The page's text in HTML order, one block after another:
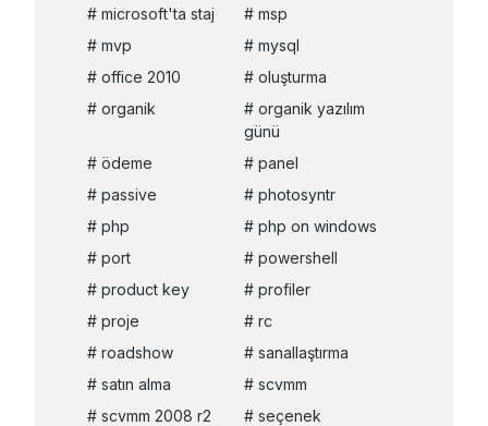
microsoft'ta staj
msp
mvp
mysql
office 2010
oluşturma
organik
organik yazılım
günü
ödeme
panel
passive
photosyntr
php
php on windows
port
powershell
product key
profiler
proje
rc
roadshow
sanallaştırma
satın alma
scvmm
scvmm 2008 r2
seçenek